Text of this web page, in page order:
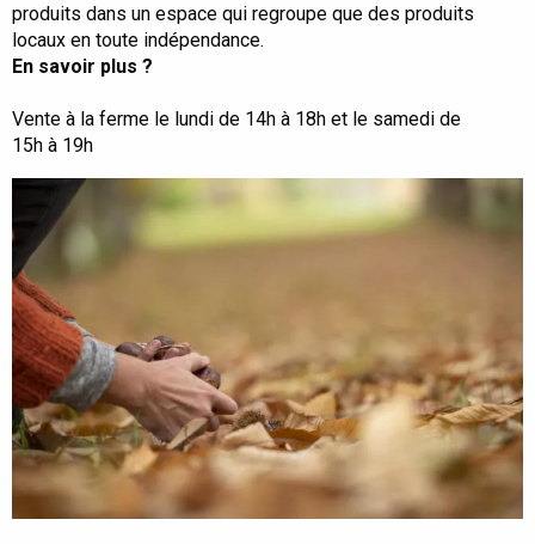
produits dans un espace qui regroupe que des produits
locaux en toute indépendance.
En savoir plus ?
Vente à la ferme le lundi de 14h à 18h et le samedi de
15h à 19h